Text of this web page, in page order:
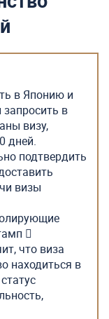
в Японию и
в
визу,
дней.
подтвердить
визы

что виза
находиться в